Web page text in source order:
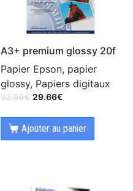
A3+ premium glossy 20f
Papier Epson, papier
glossy, Papiers digitaux
32.96€ 29.66€
Ajouter au panier